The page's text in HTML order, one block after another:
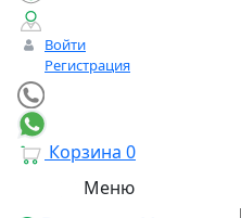
Войти
Регистрация
Корзина 0
Меню